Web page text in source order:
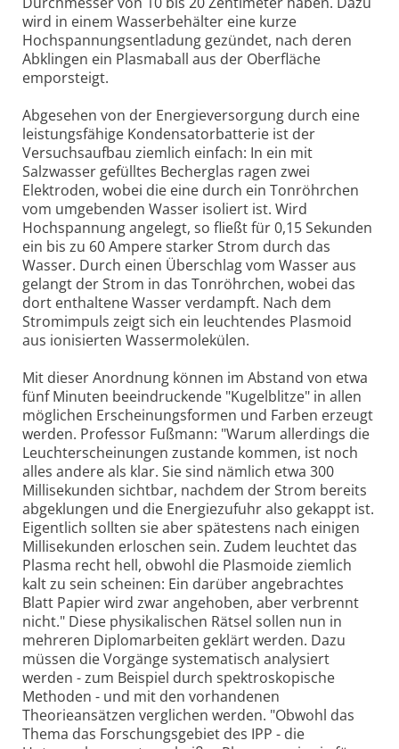
wird in einem Wasserbehälter eine kurze
Hochspannungsentladung gezündet, nach deren
Abklingen ein Plasmaball aus der Oberfläche
emporsteigt.
Abgesehen von der Energieversorgung durch eine
leistungsfähige Kondensatorbatterie ist der
Versuchsaufbau ziemlich einfach: In ein mit
Salzwasser gefülltes Becherglas ragen zwei
Elektroden, wobei die eine durch ein Tonröhrchen
vom umgebenden Wasser isoliert ist. Wird
Hochspannung angelegt, so fließt für 0,15 Sekunden
ein bis zu 60 Ampere starker Strom durch das
Wasser. Durch einen Überschlag vom Wasser aus
gelangt der Strom in das Tonröhrchen, wobei das
dort enthaltene Wasser verdampft. Nach dem
Stromimpuls zeigt sich ein leuchtendes Plasmoid
aus ionisierten Wassermolekülen.
Mit dieser Anordnung können im Abstand von etwa
fünf Minuten beeindruckende "Kugelblitze" in allen
möglichen Erscheinungsformen und Farben erzeugt
werden. Professor Fußmann: "Warum allerdings die
Leuchterscheinungen zustande kommen, ist noch
alles andere als klar. Sie sind nämlich etwa 300
Millisekunden sichtbar, nachdem der Strom bereits
abgeklungen und die Energiezufuhr also gekappt ist.
Eigentlich sollten sie aber spätestens nach einigen
Millisekunden erloschen sein. Zudem leuchtet das
Plasma recht hell, obwohl die Plasmoide ziemlich
kalt zu sein scheinen: Ein darüber angebrachtes
Blatt Papier wird zwar angehoben, aber verbrennt
nicht." Diese physikalischen Rätsel sollen nun in
mehreren Diplomarbeiten geklärt werden. Dazu
müssen die Vorgänge systematisch analysiert
werden - zum Beispiel durch spektroskopische
Methoden - und mit den vorhandenen
Theorieansätzen verglichen werden. "Obwohl das
Thema das Forschungsgebiet des IPP - die